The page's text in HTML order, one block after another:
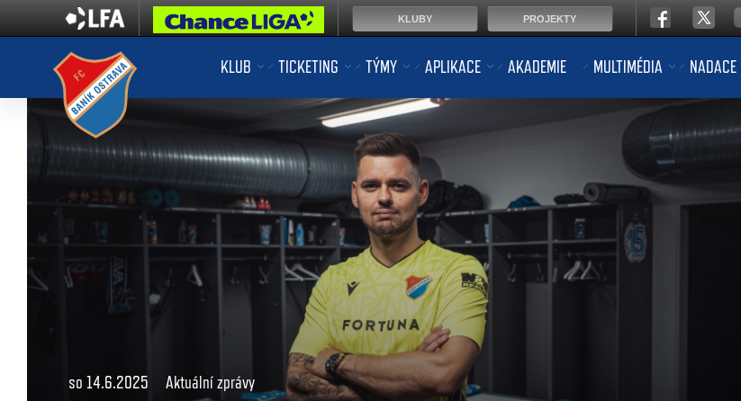
KLUB TICKETING TÝMY APLIKACE AKADEMIE MULTIMÉDIA NADACE
so 14.6.2025 Aktuální zprávy
KLUBY PROJEKTY